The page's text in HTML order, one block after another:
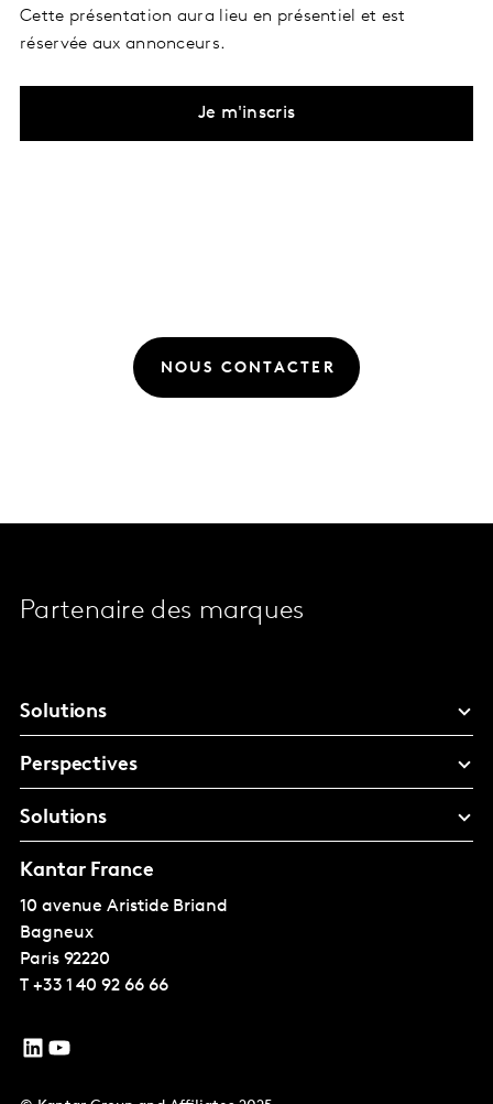
Cette présentation aura lieu en présentiel et est
réservée aux annonceurs.
Je m'inscris
NOUS CONTACTER
Partenaire des marques
Solutions
Perspectives
Solutions
Kantar France
10 avenue Aristide Briand
Bagneux
Paris 92220
T +33 1 40 92 66 66